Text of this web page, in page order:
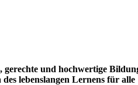
und hochwertige
lebenslangen Lernens für alle